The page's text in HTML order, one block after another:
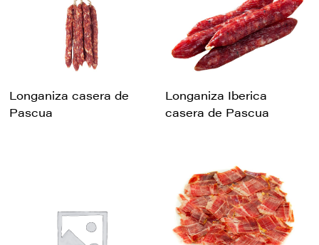
Longaniza casera de
Pascua
Longaniza Iberica
casera de Pascua